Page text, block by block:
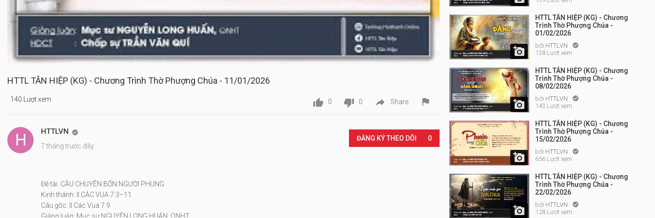

HTTL TÂN HIỆP (KG) - Chương
Trình Thờ Phượng Chúa -
01/02/2026
bởi HTTLVN 
138 Lượt xem

HTTL TÂN HIỆP (KG) - Chương
Trình Thờ Phượng Chúa -
08/02/2026
bởi HTTLVN 
143 Lượt xem

HTTL TÂN HIỆP (KG) - Chương
Trình Thờ Phượng Chúa -
15/02/2026
bởi HTTLVN 
656 Lượt xem

HTTL TÂN HIỆP (KG) - Chương
Trình Thờ Phượng Chúa -
22/02/2026
bởi HTTLVN 
128 Lượt xem
HTTL TÂN HIỆP (KG) - Chương Trình Thờ Phượng Chúa - 11/01/2026
140 Lượt xem  0  0  Share 
HTTLVN 
7 tháng trước đây
ĐĂNG KÝ THEO DÕI 0
Đề tài: CÂU CHUYÊN BỐN NGƯỜI PHUNG
Kinh thánh: II CÁC VUA 7:3–11
Câu gốc: II Các Vua 7:9
Giảng luận: Mục sư NGUYỄN LONG HUẤN, QNHT